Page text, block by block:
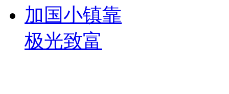
加国小镇靠
极光致富